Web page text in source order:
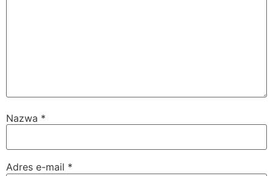
Nazwa *
Adres e-mail *